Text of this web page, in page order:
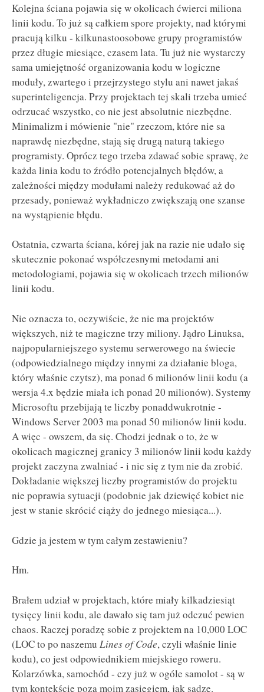
Kolejna ściana pojawia się w okolicach ćwierci miliona
linii kodu. To już są całkiem spore projekty, nad którymi
pracują kilku - kilkunastoosobowe grupy programistów
przez długie miesiące, czasem lata. Tu już nie wystarczy
sama umiejętność organizowania kodu w logiczne
moduły, zwartego i przejrzystego stylu ani nawet jakaś
superinteligencja. Przy projektach tej skali trzeba umieć
odrzucać wszystko, co nie jest absolutnie niezbędne.
Minimalizm i mówienie "nie" rzeczom, które nie sa
naprawdę niezbędne, stają się drugą naturą takiego
programisty. Oprócz tego trzeba zdawać sobie sprawę, że
każda linia kodu to źródło potencjalnych błędów, a
zależności między modułami należy redukować aż do
przesady, ponieważ wykładniczo zwiększają one szanse
na wystąpienie błędu.
Ostatnia, czwarta ściana, kórej jak na razie nie udało się
skutecznie pokonać współczesnymi metodami ani
metodologiami, pojawia się w okolicach trzech milionów
linii kodu.
Nie oznacza to, oczywiście, że nie ma projektów
większych, niż te magiczne trzy miliony. Jądro Linuksa,
najpopularniejszego systemu serwerowego na świecie
(odpowiedzialnego między innymi za działanie bloga,
który właśnie czytsz), ma ponad 6 milionów linii kodu (a
wersja 4.x będzie miała ich ponad 20 milionów). Systemy
Microsoftu przebijają te liczby ponaddwukrotnie -
Windows Server 2003 ma ponad 50 milionów linii kodu.
A więc - owszem, da się. Chodzi jednak o to, że w
okolicach magicznej granicy 3 milionów linii kodu każdy
projekt zaczyna zwalniać - i nic się z tym nie da zrobić.
Dokładanie większej liczby programistów do projektu
nie poprawia sytuacji (podobnie jak dziewięć kobiet nie
jest w stanie skrócić ciąży do jednego miesiąca...).
Gdzie ja jestem w tym całym zestawieniu?
Hm.
Brałem udział w projektach, które miały kilkadziesiąt
tysięcy linii kodu, ale dawało się tam już odczuć pewien
chaos. Raczej poradzę sobie z projektem na 10,000 LOC
(LOC to po naszemu Lines of Code, czyli właśnie linie
kodu), co jest odpowiednikiem miejskiego roweru.
Kolarzówka, samochód - czy już w ogóle samolot - są w
tym kontekście poza moim zasięgiem, jak sądzę.